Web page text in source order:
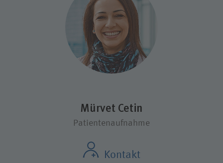
Mürvet Cetin
Patientenaufnahme
Kontakt